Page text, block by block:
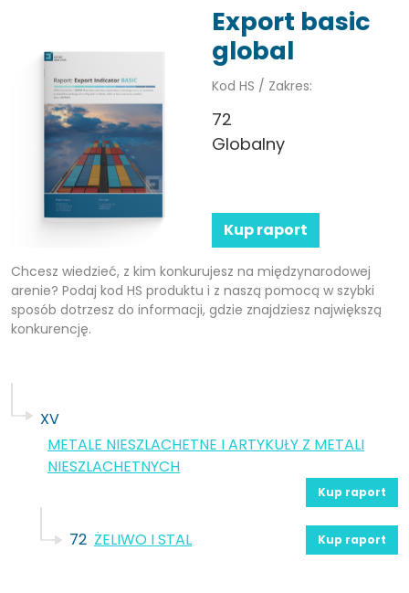
Export basic
global
Kod HS / Zakres:
72
Globalny
Kup raport
Chcesz wiedzieć, z kim konkurujesz na międzynarodowej
arenie? Podaj kod HS produktu i z naszą pomocą w szybki
sposób dotrzesz do informacji, gdzie znajdziesz największą
konkurencję.
XV
METALE NIESZLACHETNE I ARTYKUŁY Z METALI
NIESZLACHETNYCH
Kup raport
72 ŻELIWO I STAL Kup raport